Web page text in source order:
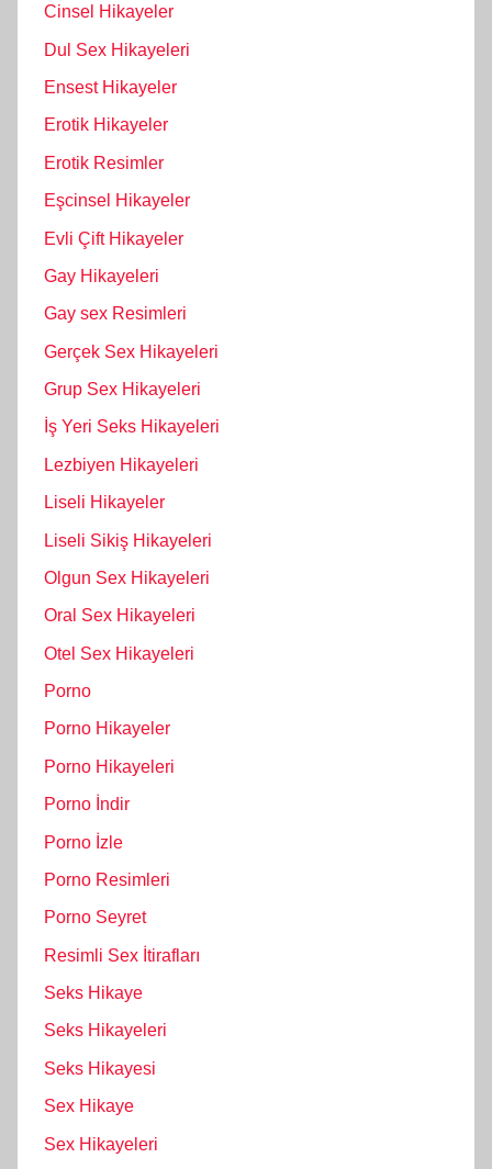
Cinsel Hikayeler
Dul Sex Hikayeleri
Ensest Hikayeler
Erotik Hikayeler
Erotik Resimler
Eşcinsel Hikayeler
Evli Çift Hikayeler
Gay Hikayeleri
Gay sex Resimleri
Gerçek Sex Hikayeleri
Grup Sex Hikayeleri
İş Yeri Seks Hikayeleri
Lezbiyen Hikayeleri
Liseli Hikayeler
Liseli Sikiş Hikayeleri
Olgun Sex Hikayeleri
Oral Sex Hikayeleri
Otel Sex Hikayeleri
Porno
Porno Hikayeler
Porno Hikayeleri
Porno İndir
Porno İzle
Porno Resimleri
Porno Seyret
Resimli Sex İtirafları
Seks Hikaye
Seks Hikayeleri
Seks Hikayesi
Sex Hikaye
Sex Hikayeleri